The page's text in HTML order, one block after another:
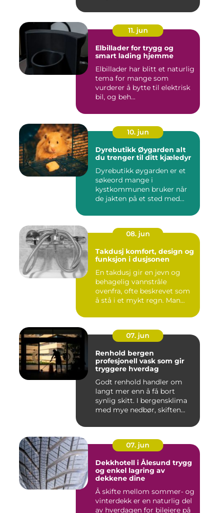
11. jun
Elbillader for trygg og
smart lading hjemme
Elbillader har blitt et naturlig
tema for mange som
vurderer å bytte til elektrisk
bil, og beh...
10. jun
Dyrebutikk Øygarden alt
du trenger til ditt kjæledyr
Dyrebutikk øygarden er et
søkeord mange i
kystkommunen bruker når
de jakten på et sted med
08. jun
Takdusj komfort, design og
funksjon i dusjsonen
En takdusj gir en jevn og
behagelig vannstråle
ovenfra, ofte beskrevet som
å stå i et mykt regn. Man...
07. jun
Renhold bergen
profesjonell vask som gir
tryggere hverdag
Godt renhold handler om
langt mer enn å få bort
synlig skitt. I bergensklima
med mye nedbør, skiften...
07. jun
Dekkhotell i Ålesund trygg
og enkel lagring av
dekkene dine
Å skifte mellom sommer- og
vinterdekk er en naturlig del
av hverdagen for bileiere på